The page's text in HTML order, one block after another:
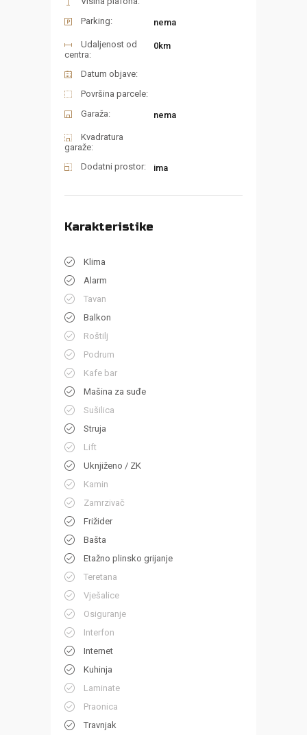
Parking:
nema
Udaljenost od
centra:
0km
Datum objave:
Površina parcele:
Garaža:
nema
Kvadratura
garaže:
Dodatni prostor:
ima
Karakteristike
Klima
Alarm
Tavan
Balkon
Roštilj
Podrum
Kafe bar
Mašina za suđe
Sušilica
Struja
Lift
Uknjiženo / ZK
Kamin
Zamrzivač
Frižider
Bašta
Etažno plinsko grijanje
Teretana
Vješalice
Osiguranje
Interfon
Internet
Kuhinja
Laminate
Praonica
Travnjak